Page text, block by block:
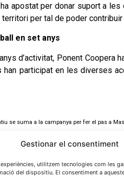
Gestionar el consentiment
utilitzem tecnologies com les
del dispositiu. El consentiment a
apostat per donar suport a les
per tal de poder
en set anys
d’activitat, Ponent Coopera
han participat en les diverses
se suma a la campanya per fer el pas a